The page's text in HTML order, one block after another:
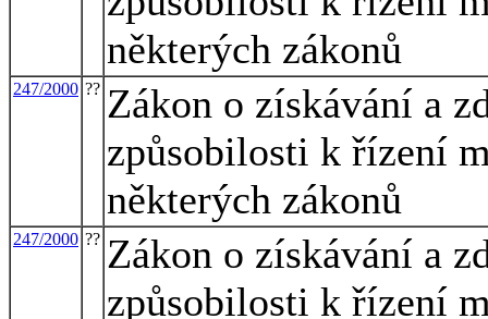
některých zákonů
247/2000 ?? Zákon o získávání a
způsobilosti k řízení
některých zákonů
247/2000 ?? Zákon o získávání a
způsobilosti k řízení